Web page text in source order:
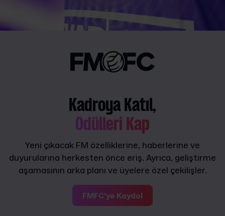
Kadroya Katıl,
Ödülleri Kap
Yeni çıkacak FM özelliklerine, haberlerine ve
duyurularına herkesten önce eriş. Ayrıca, geliştirme
aşamasının arka planı ve üyelere özel çekilişler.
FMFC'ye Kaydol